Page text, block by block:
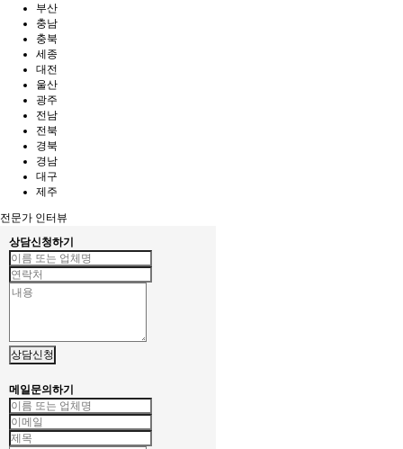
부산
충남
충북
세종
대전
울산
광주
전남
전북
경북
경남
대구
제주
전문가 인터뷰
상담신청하기
상담신청
메일문의하기